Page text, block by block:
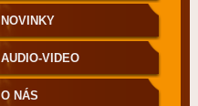
NOVINKY
AUDIO-VIDEO
O NÁS